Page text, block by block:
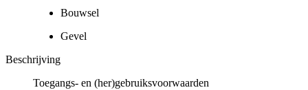
Bouwsel
Gevel
Beschrijving
Toegangs- en (her)gebruiksvoorwaarden